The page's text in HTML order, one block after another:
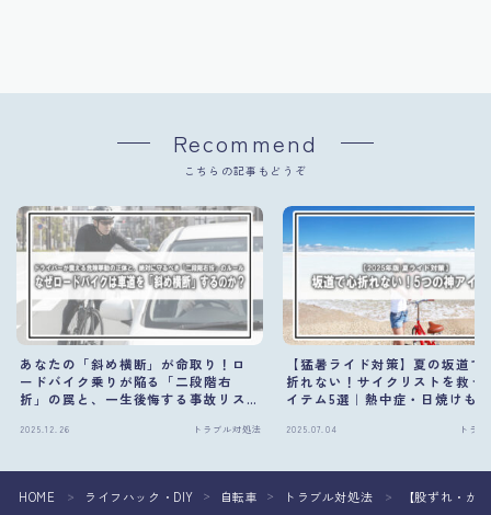
Recommend
こちらの記事もどうぞ
あなたの「斜め横断」が命取り！ロ
ードバイク乗りが陥る「二段階右
折」の罠と、一生後悔する事故リス
2025.12.26 トラブル対処法
【猛暑ライド対策】夏の坂道で
折れない！サイクリストを救う
イテム5選｜熱中症・日焼けも
2025.07.04 トラ
HOME ＞ ライフハック・DIY ＞ 自転車 ＞ トラブル対処法 ＞ 【股ずれ・か